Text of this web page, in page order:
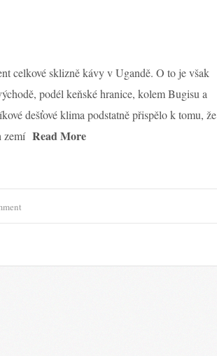
celkové sklizně kávy v Ugandě. O to je však
podél keňské hranice, kolem Bugisu a
dešťové klima podstatně přispělo k tomu, že
zemí Read More